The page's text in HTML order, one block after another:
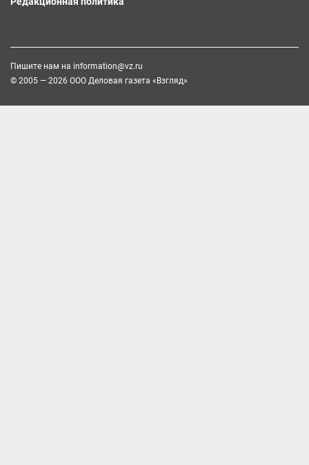
Пишите нам на information@vz.ru
© 2005 — 2026 ООО Деловая газета «Взгляд»